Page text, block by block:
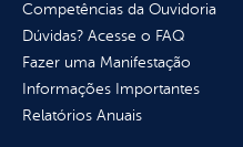
Competências da Ouvidoria
Dúvidas? Acesse o FAQ
Fazer uma Manifestação
Informações Importantes
Relatórios Anuais